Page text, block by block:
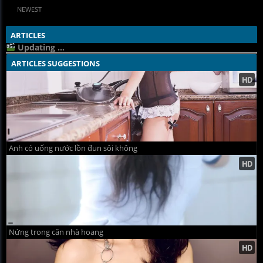
NEWEST
ARTICLES
Updating ...
ARTICLES SUGGESTIONS
Anh có uống nước lồn đun sôi không
Nứng trong căn nhà hoang